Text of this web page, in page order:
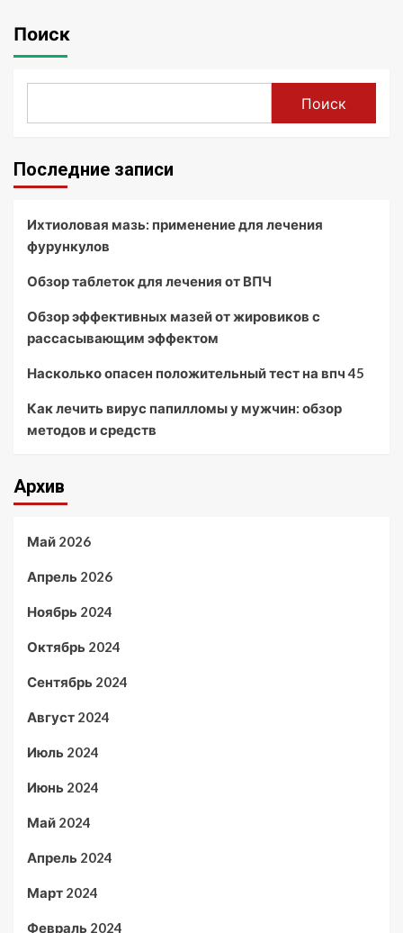
Поиск
Поиск
Последние записи
Ихтиоловая мазь: применение для лечения
фурункулов
Обзор таблеток для лечения от ВПЧ
Обзор эффективных мазей от жировиков с
рассасывающим эффектом
Насколько опасен положительный тест на впч 45
Как лечить вирус папилломы у мужчин: обзор
методов и средств
Архив
Май 2026
Апрель 2026
Ноябрь 2024
Октябрь 2024
Сентябрь 2024
Август 2024
Июль 2024
Июнь 2024
Май 2024
Апрель 2024
Март 2024
Февраль 2024